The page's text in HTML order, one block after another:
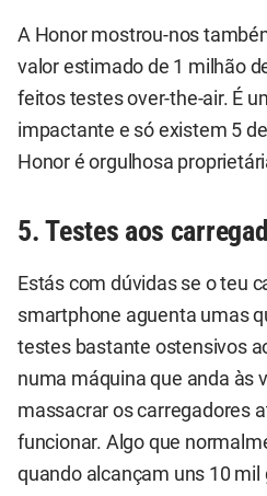
A Honor mostrou-nos
valor estimado de 1 milhão
feitos testes over-the-air. É
impactante e só existem 5
Honor é orgulhosa
5. Testes aos
Estás com dúvidas se o teu
smartphone aguenta umas
testes bastante ostensivos
numa máquina que anda às
massacrar os carregadores
funcionar. Algo que
quando alcançam uns 10 mil